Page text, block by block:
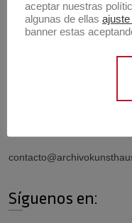
Información de
Síguenos en:
aceptar nuestras
algunas de ellas
banner estas